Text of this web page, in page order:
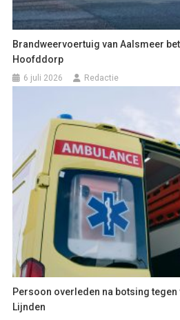
Brandweervoertuig van Aalsmeer
Hoofddorp
6 juli 2026 Redactie
Persoon overleden na botsing tegen
Lijnden